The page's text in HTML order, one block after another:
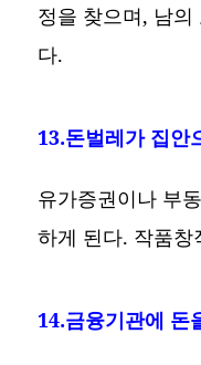
정을 찾으며, 남
다.
13.돈벌레가 집안
유가증권이나 부
하게 된다. 작품창
14.금융기관에 돈